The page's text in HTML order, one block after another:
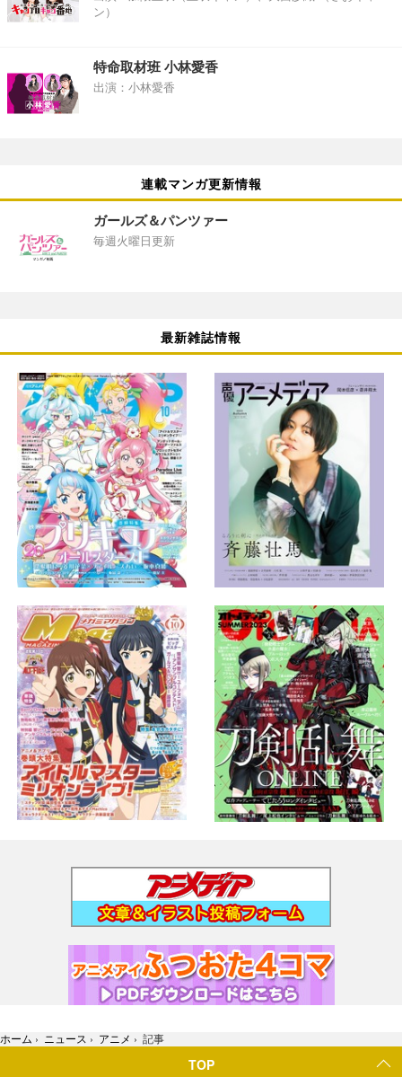
ン）
特命取材班 小林愛香
出演：小林愛香
連載マンガ更新情報
ガールズ＆パンツァー
毎週火曜日更新
最新雑誌情報
ホーム › ニュース › アニメ › 記事
TOP